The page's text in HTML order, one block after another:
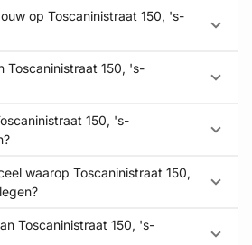
op Toscaninistraat 150, 's-
Toscaninistraat 150, 's-
150, 's-
waarop Toscaninistraat 150,
Toscaninistraat 150, 's-